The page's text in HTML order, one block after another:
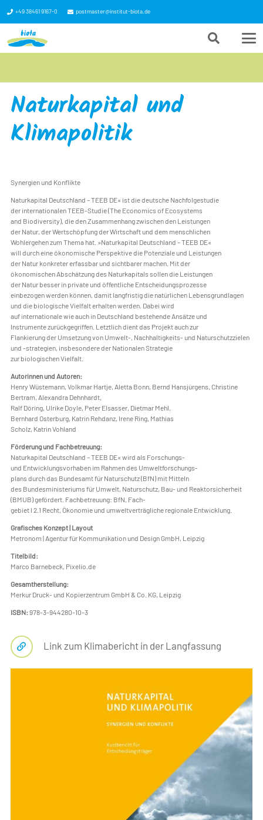
+49 38461 9167-0 postmaster@institut-biota.de
Naturkapital und
Klimapolitik
Synergien und Konflikte
Naturkapital Deutschland – TEEB DE« ist die deutsche Nachfolgestudie
der internationalen TEEB-Studie (The Economics of Ecosystems
and Biodiversity), die den Zusammenhang zwischen den Leistungen
der Natur, der Wertschöpfung der Wirtschaft und dem menschlichen
Wohlergehen zum Thema hat. »Naturkapital Deutschland – TEEB DE«
will durch eine ökonomische Perspektive die Potenziale und Leistungen
der Natur konkreter erfassbar und sichtbarer machen. Mit der
ökonomischen Abschätzung des Naturkapitals sollen die Leistungen
der Natur besser in private und öffentliche Entscheidungsprozesse
einbezogen werden können, damit langfristig die natürlichen Lebensgrundlagen
und die biologische Vielfalt erhalten werden. Dabei wird
auf internationale wie auch in Deutschland bestehende Ansätze und
Instrumente zurückgegriffen. Letztlich dient das Projekt auch zur
Flankierung der Umsetzung von Umwelt-, Nachhaltigkeits- und Naturschutzzielen
und -strategien, insbesondere der Nationalen Strategie
zur biologischen Vielfalt.
Autorinnen und Autoren:
Henry Wüstemann, Volkmar Hartje, Aletta Bonn, Bernd Hansjürgens, Christine
Bertram, Alexandra Dehnhardt,
Ralf Döring, Ulrike Doyle, Peter Elsasser, Dietmar Mehl,
Bernhard Osterburg, Katrin Rehdanz, Irene Ring, Mathias
Scholz, Katrin Vohland
Förderung und Fachbetreuung:
Naturkapital Deutschland – TEEB DE« wird als Forschungs-
und Entwicklungsvorhaben im Rahmen des Umweltforschungs-
plans durch das Bundesamt für Naturschutz (BfN) mit Mitteln
des Bundesministeriums für Umwelt, Naturschutz, Bau- und Reaktorsicherheit
(BMUB) gefördert. Fachbetreuung: BfN, Fach-
gebiet I 2.1 Recht, Ökonomie und umweltverträgliche regionale Entwicklung.
Grafisches Konzept | Layout
Metronom | Agentur für Kommunikation und Design GmbH, Leipzig
Titelbild:
Marco Barnebeck, Pixelio.de
Gesamtherstellung:
Merkur Druck- und Kopierzentrum GmbH & Co. KG, Leipzig
ISBN:978-3-944280-10-3
Link zum Klimabericht in der Langfassung